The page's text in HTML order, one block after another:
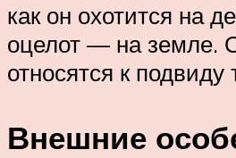
как он охотится на
оцелот — на земле.
относятся к подвиду
Внешние